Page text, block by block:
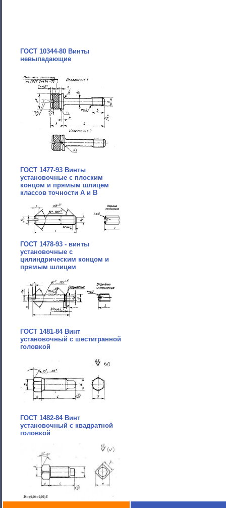
ГОСТ 10344-80 Винты
невыпадающие
ГОСТ 1477-93 Винты
установочные с плоским
концом и прямым шлицем
классов точности А и В
ГОСТ 1478-93 - винты
установочные с
цилиндрическим концом и
прямым шлицем
ГОСТ 1481-84 Винт
установочный с шестигранной
головкой
ГОСТ 1482-84 Винт
установочный с квадратной
головкой